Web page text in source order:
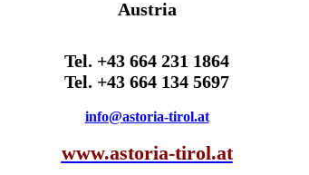
Austria
Tel. +43 664 231 1864
Tel. +43 664 134 5697
info@astoria-tirol.at
www.astoria-tirol.at